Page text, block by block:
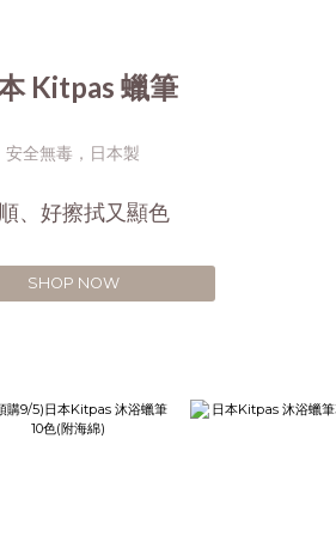
Kitpas 蠟筆
安全無毒，日本製
、好擦拭又顯色
SHOP NOW